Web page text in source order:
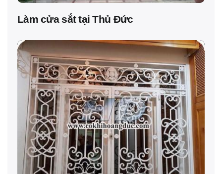
Làm cửa sắt tại Thủ Đức